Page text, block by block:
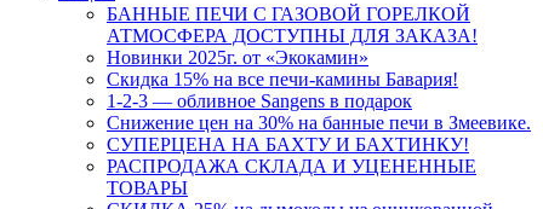
БАННЫЕ ПЕЧИ С ГАЗОВОЙ ГОРЕЛКОЙ
АТМОСФЕРА ДОСТУПНЫ ДЛЯ ЗАКАЗА!
Новинки 2025г. от «Экокамин»
Скидка 15% на все печи-камины Бавария!
1-2-3 — обливное Sangens в подарок
Снижение цен на 30% на банные печи в Змеевике.
СУПЕРЦЕНА НА БАХТУ И БАХТИНКУ!
РАСПРОДАЖА СКЛАДА И УЦЕНЕННЫЕ
ТОВАРЫ